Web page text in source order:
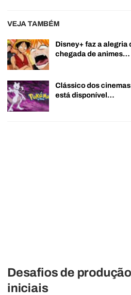
VEJA TAMBÉM
Disney+ faz a alegria
chegada de animes…
Clássico dos
está disponível…
Desafios de
iniciais